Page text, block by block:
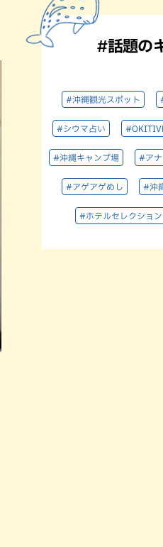
#話題の
#沖縄観光スポット
#シウマ占い
#沖縄キャンプ場 #アナ
#アゲアゲめし #沖
#ホテルセレクショ